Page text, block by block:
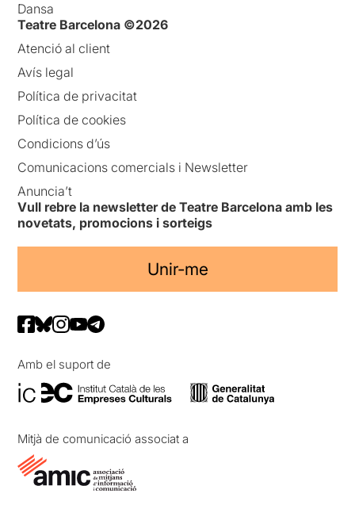
Dansa
Teatre Barcelona ©2026
Atenció al client
Avís legal
Política de privacitat
Política de cookies
Condicions d’ús
Comunicacions comercials i Newsletter
Anuncia’t
Vull rebre la newsletter de Teatre Barcelona amb les
novetats, promocions i sorteigs
Unir-me
Amb el suport de
Mitjà de comunicació associat a